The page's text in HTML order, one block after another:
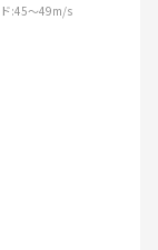
:45～49m/s